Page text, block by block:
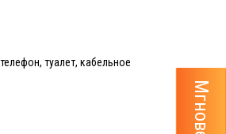
туалет, кабельное